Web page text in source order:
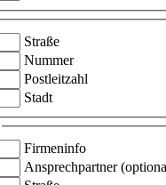
Straße
Nummer
Postleitzahl
Stadt
Firmeninfo
Ansprechpartner